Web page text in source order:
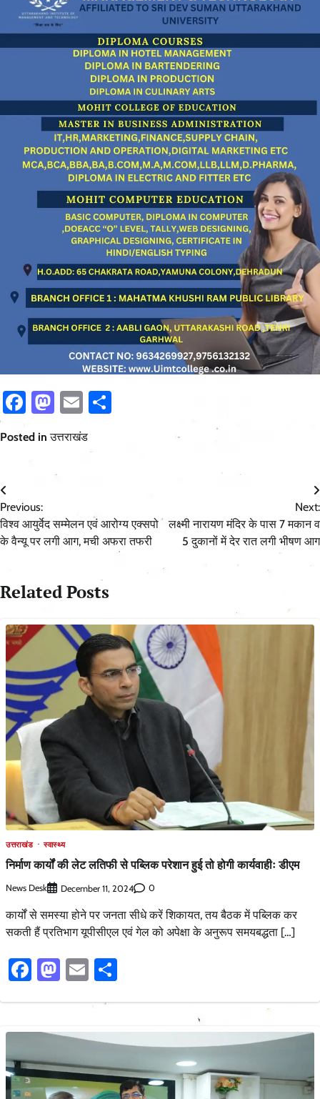
Facebook
Mastodon
Email
Posted inउत्तराखंड
Post
navigation
Previous:
विश्व आयुर्वेद सम्मेलन एवं आरोग्य एक्सपो
के वैन्यू पर लगी आग, मची अफरा तफरी
Next:
लक्ष्मी नारायण मंदिर के पास 7 मकान व
5 दुकानों में देर रात लगी भीषण आग
Related Posts
उत्तराखंड स्वास्थ्य
निर्माण कार्यों की लेट लतिफी से पब्लिक परेशान हुई तो होगी कार्यवाहीः डीएम
News Desk December 11, 2024 0
कार्यों से समस्या होने पर जनता सीधे करें शिकायत, तय बैठक में पब्लिक कर
सकती हैं प्रतिभाग यूपीसीएल एवं गेल को अपेक्षा के अनुरूप समयबद्धता […]
Facebook
Mastodon
Email